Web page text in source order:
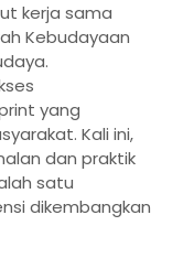
kerja sama
Kebudayaan
yang
Kali ini,
dan praktik
satu
dikembangkan